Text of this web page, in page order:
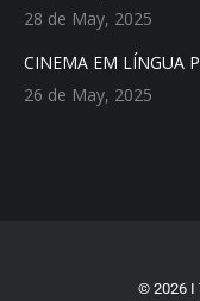
28 de May, 2025
CINEMA EM LÍNGUA
26 de May, 2025
© 2026 Ι